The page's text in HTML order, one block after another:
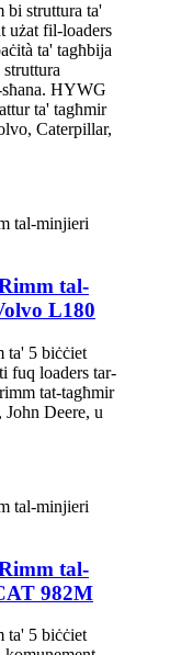
bi struttura ta'
użat fil-loaders
ta' tagħbija
sħana. HYWG
ta' tagħmir
Caterpillar,
tal-
L180
ta' 5 biċċiet
fuq loaders tar-
tat-tagħmir
Deere, u
tal-
982M
ta' 5 biċċiet